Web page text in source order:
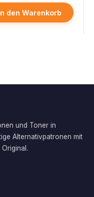
den Warenkorb
und Toner in
Alternativpatronen mit